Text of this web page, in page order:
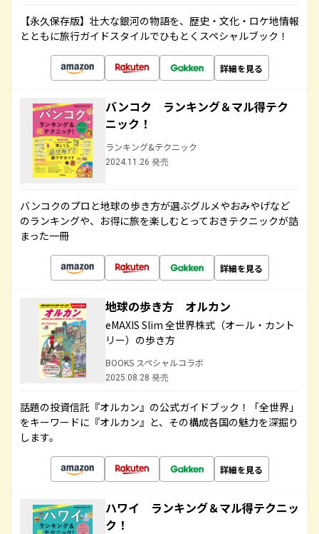
【永久保存版】壮大な銀河の物語を、歴史・文化・ロケ地情報
とともに旅行ガイドスタイルでひもとくスペシャルブック！
詳細を見る
バンコク ランキング＆マル得テク
ニック！
ランキング&テクニック
2024.11.26 発売
バンコクのプロと地球の歩き方が選ぶグルメやおみやげなど
のランキングや、お得に旅を楽しむとっておきテクニックが詰
まった一冊
詳細を見る
地球の歩き方 オルカン
eMAXIS Slim 全世界株式（オール・カント
リー）の歩き方
BOOKS スペシャルコラボ
2025.08.28 発売
話題の投資信託『オルカン』の公式ガイドブック！「全世界」
をキーワードに『オルカン』と、その構成各国の魅力を深掘り
します。
詳細を見る
ハワイ ランキング＆マル得テクニッ
ク！